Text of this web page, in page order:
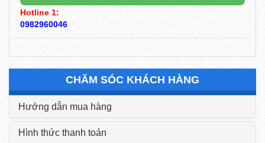
Hotline 1:
0982960046
CHĂM SÓC KHÁCH HÀNG
Hướng dẫn mua hàng
Hình thức thanh toán